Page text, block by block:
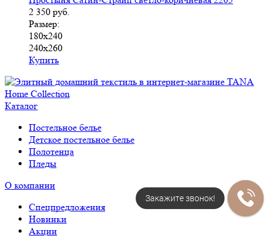
2 350 руб.
Размер:
180х240
240х260
Купить
Каталог
Постельное белье
Детское постельное белье
Полотенца
Пледы
О компании
Спецпредложения
Новинки
Акции
Закажите звонок!